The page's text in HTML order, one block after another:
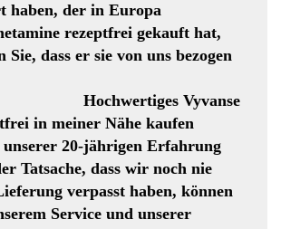
haben, der in Europa
rezeptfrei gekauft hat,
Sie, dass er sie von uns bezogen
Vyvanse
in meiner Nähe kaufen
20-jährigen Erfahrung
Tatsache, dass wir noch nie
verpasst haben, können
Service und unserer